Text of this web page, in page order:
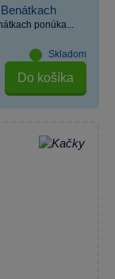
ponúka...
Skladom
Do košíka